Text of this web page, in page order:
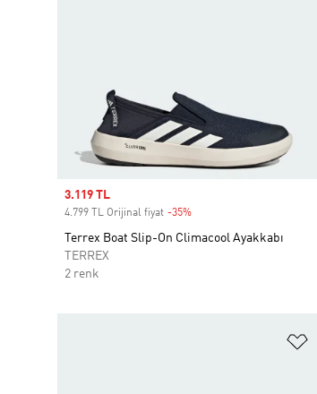
Sale price
3.119 TL
4.799 TL Orijinal fiyat -35%
Terrex Boat Slip-On Climacool Ayakkabı
TERREX
2 renk